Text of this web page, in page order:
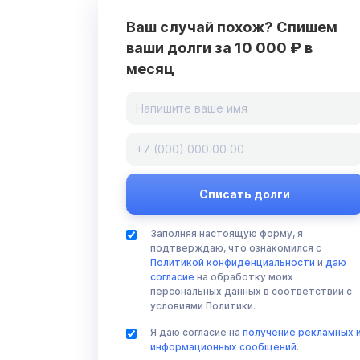
Ваш случай похож? Спишем
ваши долги за 10 000 ₽ в
месяц
Заполняя настоящую форму, я
подтверждаю, что ознакомился с
Политикой конфиденциальности и даю
согласие на обработку моих
персональных данных в соответствии с
условиями Политики.
Я даю согласие на получение рекламных
информационных сообщений.